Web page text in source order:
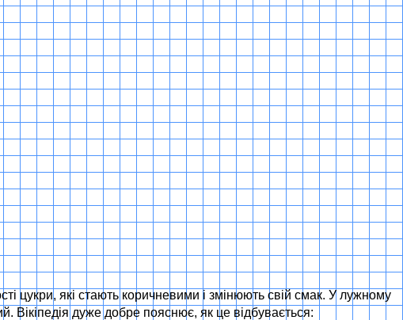
цукри, які стають коричневими і змінюють свій смак. У лужному
Вікіпедія дуже добре пояснює, як це відбувається: